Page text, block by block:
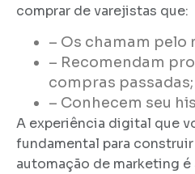
comprar de varejistas que:
– Os chamam pelo
– Recomendam
compras passadas;
– Conhecem seu
A experiência digital que
fundamental para
automação de marketing